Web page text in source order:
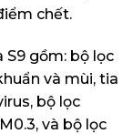
chết.
S9 gồm: bộ lọc
và mùi, tia
bộ lọc
và bộ lọc